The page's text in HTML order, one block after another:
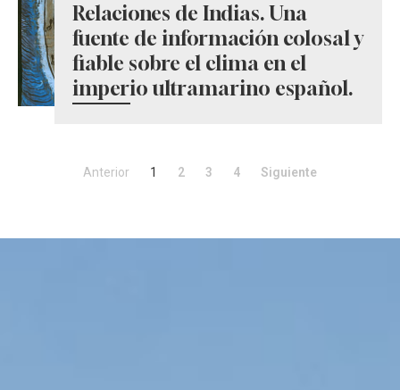
Relaciones de Indias. Una
fuente de información colosal y
fiable sobre el clima en el
imperio ultramarino español.
Anterior 1 2 3 4 Siguiente